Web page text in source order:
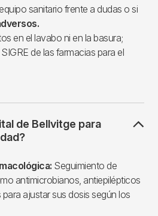
sanitario frente a dudas o si
en el lavabo ni en la basura;
de las farmacias para el
de Bellvitge para
Seguimiento de
antimicrobianos, antiepilépticos
ajustar sus dosis según los